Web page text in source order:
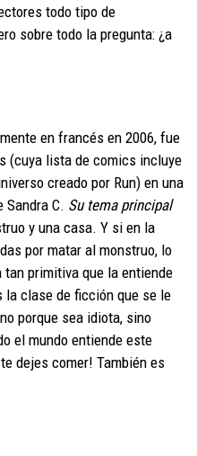
todo tipo de
sobre todo la pregunta: ¿a
en francés en 2006, fue
(cuya lista de comics incluye
creado por Run) en una
C. Su tema principal
y una casa. Y si en la
por matar al monstruo, lo
primitiva que la entiende
la clase de ficción que se le
porque sea idiota, sino
el mundo entiende este
dejes comer! También es